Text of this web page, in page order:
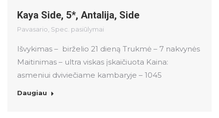
Kaya Side, 5*, Antalija, Side
Pavasario Spec. pasiūlymai
Išvykimas – birželio 21 dieną Trukmė – 7 nakvynės
Maitinimas – ultra viskas įskaičiuota Kaina:
asmeniui dviviečiame kambaryje – 1045
Daugiau